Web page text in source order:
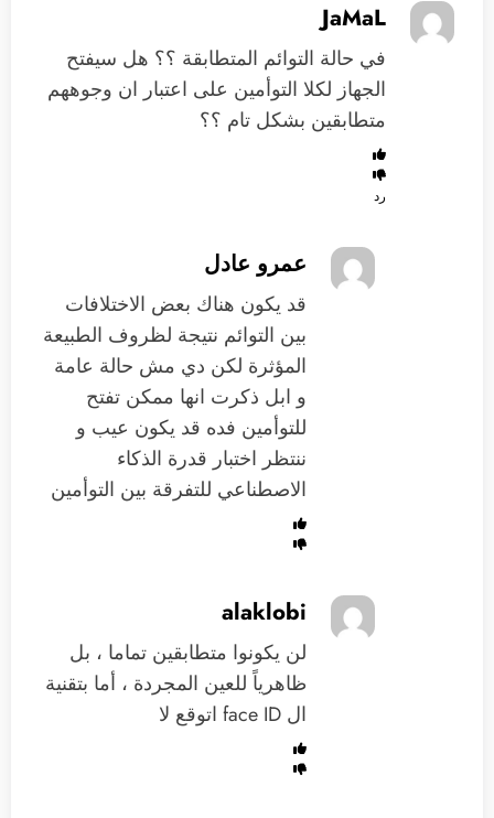
JaMaL
في حالة التوائم المتطابقة ؟؟ هل سيفتح
الجهاز لكلا التوأمين على اعتبار ان وجوههم
متطابقين بشكل تام ؟؟
رد
عمرو عادل
قد يكون هناك بعض الاختلافات
بين التوائم نتيجة لظروف الطبيعة
المؤثرة لكن دي مش حالة عامة
و ابل ذكرت انها ممكن تفتح
للتوأمين فده قد يكون عيب و
ننتظر اختبار قدرة الذكاء
الاصطناعي للتفرقة بين التوأمين
alaklobi
لن يكونوا متطابقين تماما ، بل
ظاهرياً للعين المجردة ، أما بتقنية
ال face ID اتوقع لا